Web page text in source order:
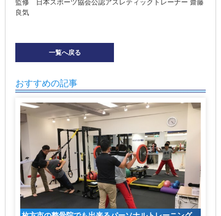
監修 日本スポーツ協会公認アスレティックトレーナー 齋藤
良気
一覧へ戻る
おすすめの記事